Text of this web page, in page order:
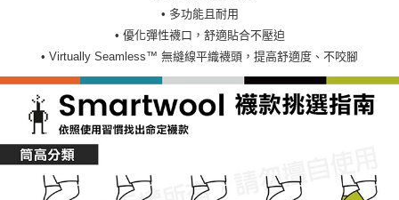
• 多功能且耐用
• 優化彈性襪口，舒適貼合不壓迫
• Virtually Seamless™ 無縫線平織襪頭，提高舒適度、不咬腳